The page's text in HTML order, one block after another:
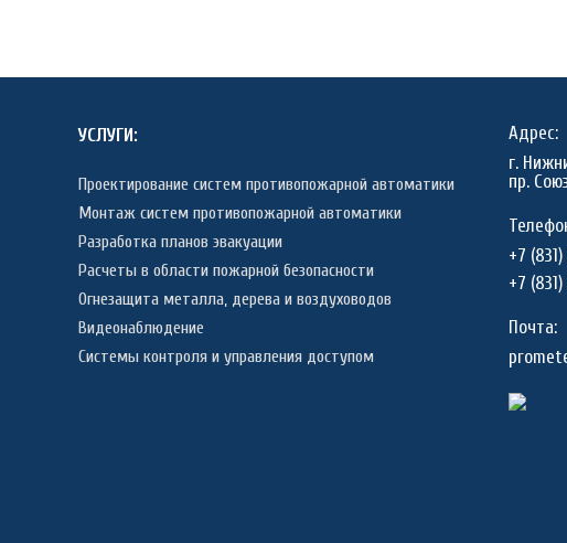
УСЛУГИ:
Проектирование систем противопожарной автоматики
Монтаж систем противопожарной автоматики
Разработка планов эвакуации
Расчеты в области пожарной безопасности
Огнезащита металла, дерева и воздуховодов
Видеонаблюдение
Системы контроля и управления доступом
Адрес:
г.
пр.
+7
+7
Почта: